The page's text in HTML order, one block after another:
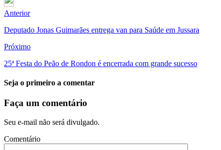
Anterior
Deputado Jonas Guimarães entrega van para Saúde em Jussara
Próximo
25ª Festa do Peão de Rondon é encerrada com grande sucesso
Seja o primeiro a comentar
Faça um comentário
Seu e-mail não será divulgado.
Comentário